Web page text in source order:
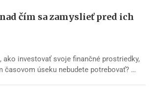
nad čím sa zamyslieť pred ich
ako investovať svoje finančné prostriedky,
časovom úseku nebudete potrebovať? …